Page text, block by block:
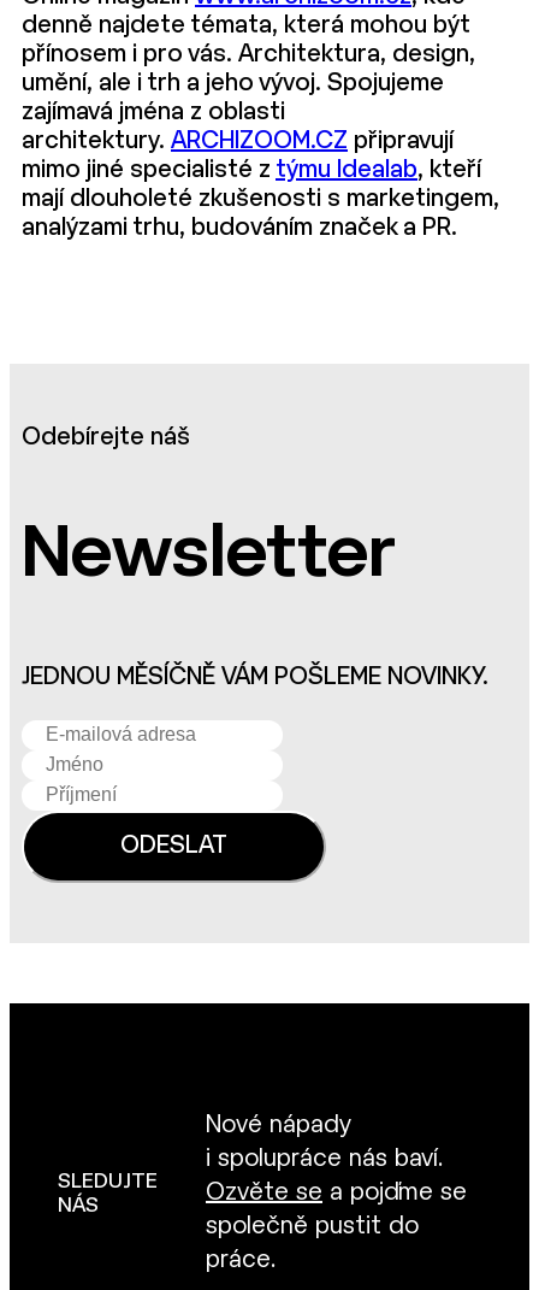
denně najdete témata, která mohou být
přínosem i pro vás. Architektura, design,
umění, ale i trh a jeho vývoj. Spojujeme
zajímavá jména z oblasti
architektury. ARCHIZOOM.CZ připravují
mimo jiné specialisté z týmu Idealab, kteří
mají dlouholeté zkušenosti s marketingem,
analýzami trhu, budováním značek a PR.
Odebírejte náš
Newsletter
JEDNOU MĚSÍČNĚ VÁM POŠLEME NOVINKY.
SLEDUJTE
NÁS
Nové nápady
i spolupráce nás baví.
Ozvěte se a pojďme se
společně pustit do
práce.